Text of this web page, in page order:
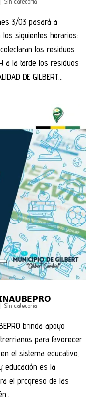
Sin categoría
3/03 pasará a
siguientes horarios:
los residuos
a la tarde los residuos
DE GILBERT...
𝗜𝗡𝗔𝗨𝗕𝗘𝗣𝗥𝗢
Sin categoría
brinda apoyo
para favorecer
el sistema educativo,
educación es la
el progreso de las